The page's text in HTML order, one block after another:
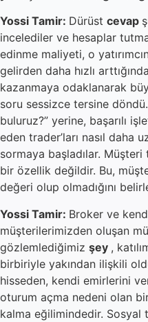
Yossi Tamir: Dürüst cevap
incelediler ve hesaplar
edinme maliyeti, o
gelirden daha hızlı
kazanmaya odaklanarak
soru sessizce tersine
buluruz?” yerine, başarılı
eden trader’ları nasıl daha
sormaya başladılar.
bir özellik değildir. Bu,
değeri olup olmadığını
Yossi Tamir: Broker ve
müşterilerimizden oluşan
gözlemlediğimiz şey ,
birbiriyle yakından ilişkili
hisseden, kendi emirlerini
oturum açma nedeni olan
kalma eğilimindedir.